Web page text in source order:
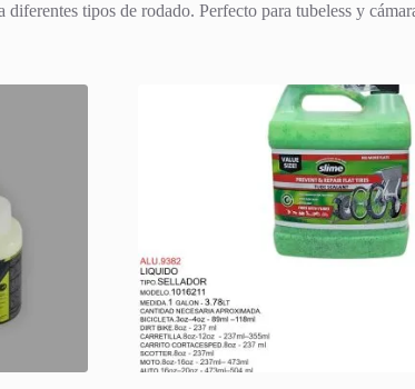
tipos de rodado. Perfecto para tubeless y